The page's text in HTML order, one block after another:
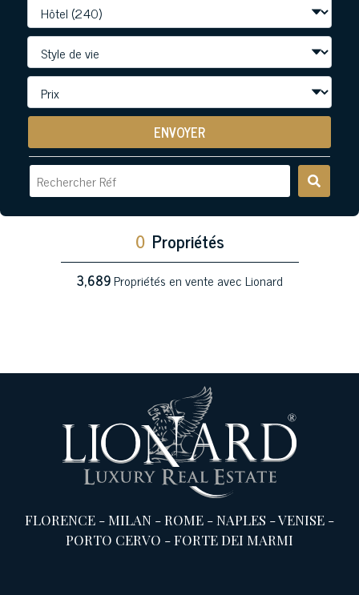
ENVOYER
0 Propriétés
3,689Propriétés en vente avec Lionard
FLORENCE -MILAN -ROME -NAPLES -VENISE -
PORTO CERVO -FORTE DEI MARMI